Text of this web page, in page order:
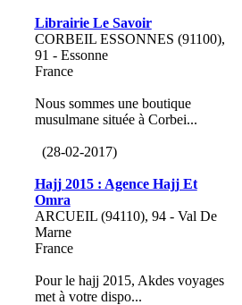
Librairie Le Savoir
CORBEIL ESSONNES (91100),
91 - Essonne
France
Nous sommes une boutique
musulmane située à Corbei...
(28-02-2017)
Hajj 2015 : Agence Hajj Et
Omra
ARCUEIL (94110), 94 - Val De
Marne
France
Pour le hajj 2015, Akdes voyages
met à votre dispo...